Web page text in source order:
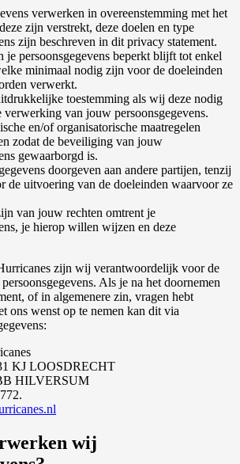
verwerken in overeenstemming met het
zijn verstrekt, deze doelen en type
zijn beschreven in dit privacy statement.
je persoonsgegevens beperkt blijft tot enkel
minimaal nodig zijn voor de doeleinden
verwerkt.
toestemming als wij deze nodig
verwerking van jouw persoonsgegevens.
en/of organisatorische maatregelen
zodat de beveiliging van jouw
gewaarborgd is.
doorgeven aan andere partijen, tenzij
de uitvoering van de doeleinden waarvoor ze
van jouw rechten omtrent je
je hierop willen wijzen en deze
zijn wij verantwoordelijk voor de
Als je na het doornemen
of in algemenere zin, vragen hebt
ons wenst op te nemen kan dit via
KJ LOOSDRECHT
HILVERSUM
wij